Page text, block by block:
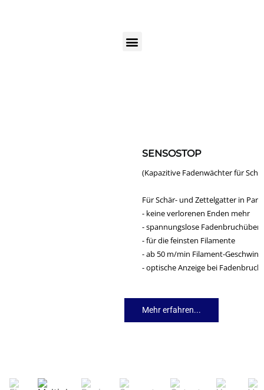
(Kapazitive Fadenwächter für Schär- und Zettelgatter)
Für Schär- und Zettelgatter in Parallelausführung.
- keine verlorenen Enden mehr
- spannungslose Fadenbruchüberwachung
- ab 50 m/min Filament-Geschwindigkeit
- optische Anzeige bei Fadenbruch